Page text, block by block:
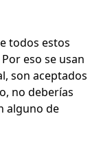
todos estos
eso se usan
son aceptados
no deberías
alguno de